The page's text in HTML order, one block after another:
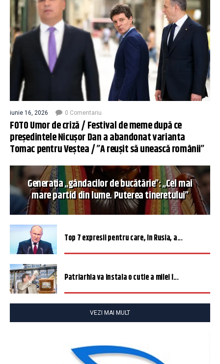
iunie 16, 2026 0 Comentariu
FOTO Umor de criză / Festival de meme după ce
președintele Nicușor Dan a abandonat varianta
Tomac pentru Veștea / ”A reușit să unească românii”
Generația „gândacilor de bucătărie”: „Cel mai
mare partid din lume. Puterea tineretului”
Top 7 expresii pentru care, în Rusia, a...
Patriarhia va instala o cutie a milei î...
VEZI MAI MULT